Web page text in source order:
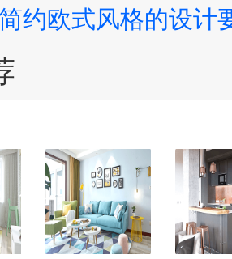
简约欧式风格的设计